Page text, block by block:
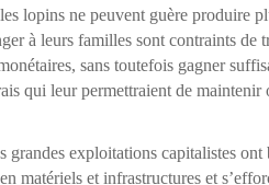
lopins ne peuvent guère produire
à leurs familles sont contraints de
sans toutefois gagner
qui leur permettraient de
grandes exploitations capitalistes
matériels et infrastructures et